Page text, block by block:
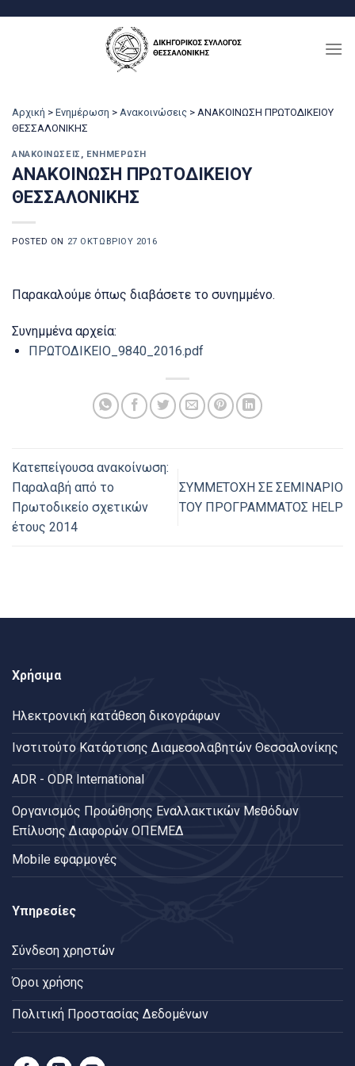
Αρχική > Ενημέρωση > Ανακοινώσεις > ΑΝΑΚΟΙΝΩΣΗ ΠΡΩΤΟΔΙΚΕΙΟΥ
ΘΕΣΣΑΛΟΝΙΚΗΣ
ΑΝΑΚΟΙΝΏΣΕΙΣ , ΕΝΗΜΈΡΩΣΗ
ΑΝΑΚΟΙΝΩΣΗ ΠΡΩΤΟΔΙΚΕΙΟΥ
ΘΕΣΣΑΛΟΝΙΚΗΣ
POSTED ON 27 ΟΚΤΩΒΡΊΟΥ 2016
Παρακαλούμε όπως διαβάσετε το συνημμένο.
Συνημμένα αρχεία:
ΠΡΩΤΟΔΙΚΕΙΟ_9840_2016.pdf
Κατεπείγουσα ανακοίνωση:
Παραλαβή από το
Πρωτοδικείο σχετικών
έτους 2014
ΣΥΜMΕΤΟΧΗ ΣΕ ΣΕΜIΝΑΡΙΟ
ΤΟΥ ΠΡΟΓΡΑΜΜΑΤΟΣ HELP
Χρήσιμα
Ηλεκτρονική κατάθεση δικογράφων
Ινστιτούτο Κατάρτισης Διαμεσολαβητών Θεσσαλονίκης
ADR - ODR International
Oργανισμός Προώθησης Εναλλακτικών Μεθόδων
Επίλυσης Διαφορών ΟΠΕΜΕΔ
Mobile εφαρμογές
Υπηρεσίες
Σύνδεση χρηστών
Όροι χρήσης
Πολιτική Προστασίας Δεδομένων